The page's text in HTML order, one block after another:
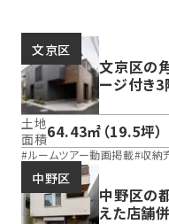
文京区
文京区の
ージ付き
土地
面積64.43㎡（19.5坪）
#ルームツアー動画掲載#収納
中野区
中野区の
えた店舗